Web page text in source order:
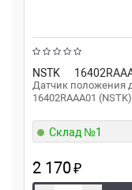
NSTK
Датчик положения
16402RAAA01 (NSTK)
Склад №1
2 170₽